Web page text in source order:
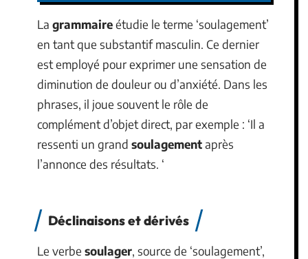
La grammaireétudie le terme ‘soulagement’
en tant que substantif masculin. Ce dernier
est employé pour exprimer une sensation de
diminution de douleur ou d’anxiété. Dans les
phrases, il joue souvent le rôle de
complément d’objet direct, par exemple : ‘Il a
ressenti un grand soulagementaprès
l’annonce des résultats. ‘
Déclinaisons et dérivés
Le verbe soulager, source de ‘soulagement’,